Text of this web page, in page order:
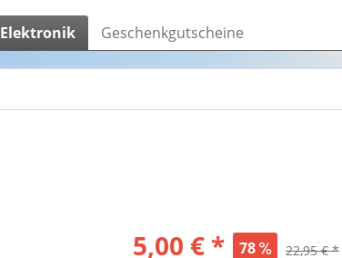
Elektronik Geschenkgutscheine
5,00 € * 78 22,95 € *